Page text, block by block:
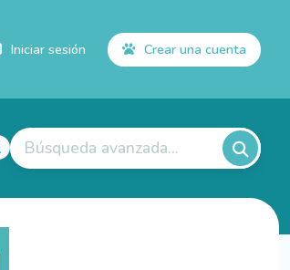
Iniciar sesión Crear una cuenta
Búsqueda avanzada...